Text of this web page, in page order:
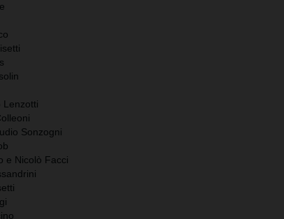
Lenzotti
Sonzogni
e Nicolò Facci